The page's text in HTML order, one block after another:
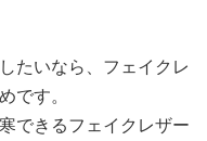
たいなら、フェイクレ
です。
できるフェイクレザー